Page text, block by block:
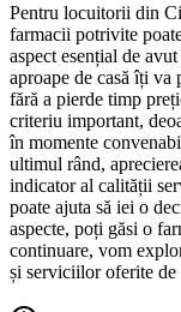
Pentru locuitorii din
farmacii potrivite
aspect esențial de
aproape de casă îți va
fără a pierde timp
criteriu important,
în momente
ultimul rând,
indicator al calității
poate ajuta să iei o
aspecte, poți găsi o
continuare, vom
și serviciilor oferite de